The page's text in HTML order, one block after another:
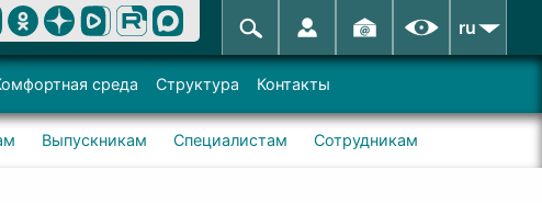
ru
среда Структура Контакты
Выпускникам Специалистам Сотрудникам